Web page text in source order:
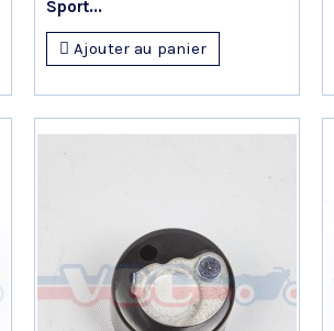
Sport...
Ajouter au panier